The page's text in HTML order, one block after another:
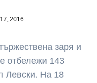
2016
заря и
отбележи 143
Левски. На 18